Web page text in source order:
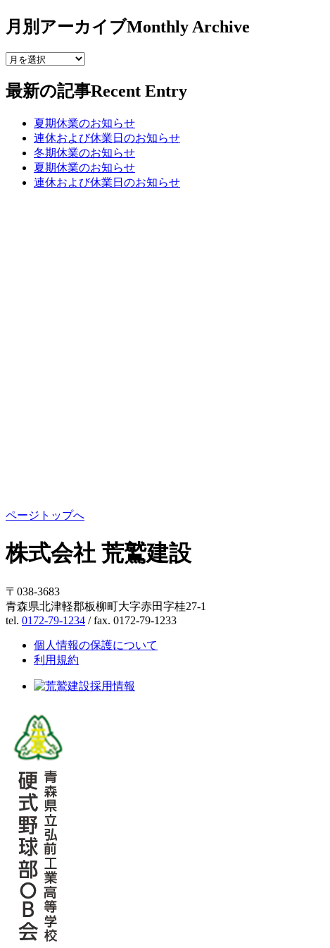
月別アーカイブMonthly Archive
最新の記事Recent Entry
夏期休業のお知らせ
連休および休業日のお知らせ
冬期休業のお知らせ
夏期休業のお知らせ
連休および休業日のお知らせ
ページトップへ
株式会社 荒鷲建設
〒038-3683
青森県北津軽郡板柳町大字赤田字桂27-1
tel. 0172-79-1234 / fax. 0172-79-1233
個人情報の保護について
利用規約